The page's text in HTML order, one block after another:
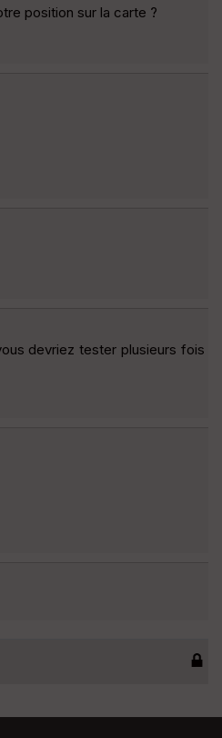
position sur la carte ?
devriez tester plusieurs fois